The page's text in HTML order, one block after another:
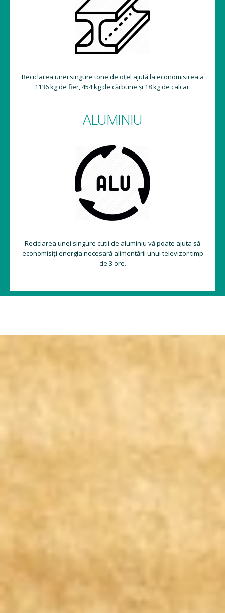
Reciclarea unei singure tone de oțel ajută la economisirea a
1136 kg de fier, 454 kg de cărbune și 18 kg de calcar.
ALUMINIU
Reciclarea unei singure cutii de aluminiu vă poate ajuta să
economisiți energia necesară alimentării unui televizor timp
de 3 ore.